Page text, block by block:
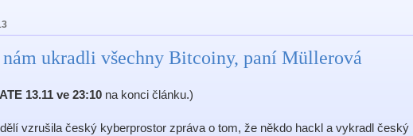
nám ukradli všechny Bitcoiny, paní Müllerová
13.11 ve 23:10 na konci článku.)
vzrušila český kyberprostor zpráva o tom, že někdo hackl a vykradl český